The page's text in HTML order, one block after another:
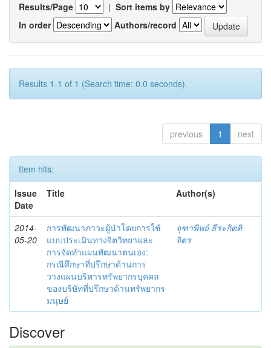
Results/Page | Sort items by
In order
Authors/record
Results 1-1 of 1 (Search time: 0.0 seconds).
previous 1 next
Item hits:
Issue
Date
Title Author(s)
2014-
05-20
การพัฒนาภาวะผู้นำโดยการใช้
แบบประเมินทางจิตวิทยาและ
การจัดทำแผนพัฒนาตนเอง:
กรณีศึกษาที่ปรึกษาด้านการ
วางแผนบริหารทรัพยากรบุคคล
ของบริษัทที่ปรึกษาด้านทรัพยากร
มนุษย์
จุฑาพิพย์ ธีระกิตติ
จิตร
Discover